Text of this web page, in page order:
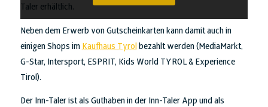
Taler erhältlich.
Neben dem Erwerb von Gutscheinkarten kann damit auch in
einigen Shops im Kaufhaus Tyrol bezahlt werden (MediaMarkt,
G-Star, Intersport, ESPRIT, Kids World TYROL & Experience
Tirol).
Der Inn-Taler ist als Guthaben in der Inn-Taler App und als